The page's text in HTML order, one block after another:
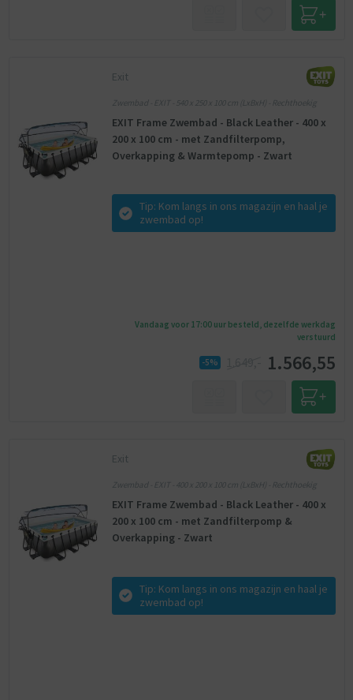
Exit
Zwembad - EXIT - 540 x 250 x 100 cm (LxBxH) - Rechthoekig
EXIT Frame Zwembad - Black Leather - 400 x
200 x 100 cm - met Zandfilterpomp,
Overkapping & Warmtepomp - Zwart
Tip: Kom langs in ons magazijn en haal je
zwembad op!
Vandaag voor 17:00 uur besteld, dezelfde werkdag
verstuurd
-5% 1.566,55
Exit
Zwembad - EXIT - 400 x 200 x 100 cm (LxBxH) - Rechthoekig
EXIT Frame Zwembad - Black Leather - 400 x
200 x 100 cm - met Zandfilterpomp &
Overkapping - Zwart
Tip: Kom langs in ons magazijn en haal je
zwembad op!